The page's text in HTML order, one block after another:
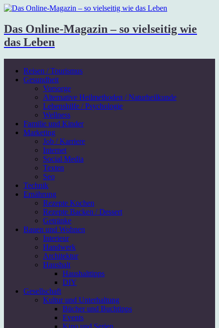
Das Online-Magazin – so vielseitig wie
das Leben
Reisen / Tourismus
Gesundheit
Vorsorge
Alternative Heilmethoden / Naturheilkunde
Lebenshilfe / Psychologie
Wellness
Familie und Kinder
Marketing
Job / Karriere
Internet
Social Media
Texten
Seo
Technik
Ernährung
Rezepte Kochen
Rezepte Backen / Dessert
Getränke
Bauen und Wohnen
Interieur
Handwerk
Architektur
Haushalt
Haushalttipps
DIY
Gesellschaft
Kultur und Unterhaltung
Bücher und Buchtipps
Events
Kino und Serien